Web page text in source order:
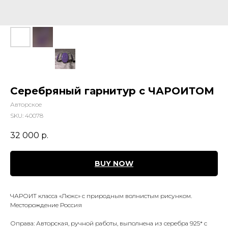
Серебряный гарнитур с ЧАРОИТОМ
Авторское
SKU: 40078
32 000 р.
BUY NOW
ЧАРОИТ класса «Люкс» с природным волнистым рисунком.
Месторождение Россия
Оправа: Авторская, ручной работы, выполнена из серебра 925* с